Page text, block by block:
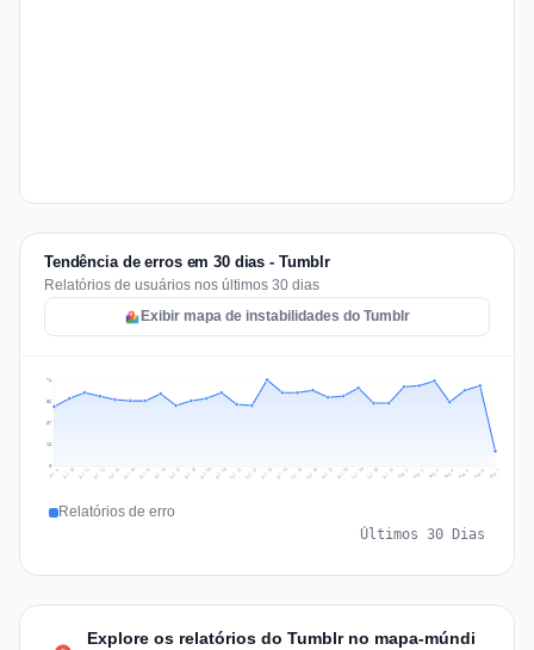
Tendência de erros em 30 dias - Tumblr
Relatórios de usuários nos últimos 30 dias
Exibir mapa de instabilidades do Tumblr
19
37
56
74
Jul 9 Jul 10 Jul 11 Jul 12 Jul 13 Jul 14 Jul 15 Jul 16 Jul 17 Jul 18 Jul 19 Jul 20 Jul 21 Jul 22 Jul 23 Jul 24 Jul 25 Jul 26 Jul 27 Jul 28 Jul 29 Jul 30 Jul 31 Aug 1 Aug 2 Aug 3 Aug 4 Aug 5 Aug 6 Aug 7
Relatórios de erro
Últimos 30 Dias
Explore os relatórios do Tumblr no mapa-múndi